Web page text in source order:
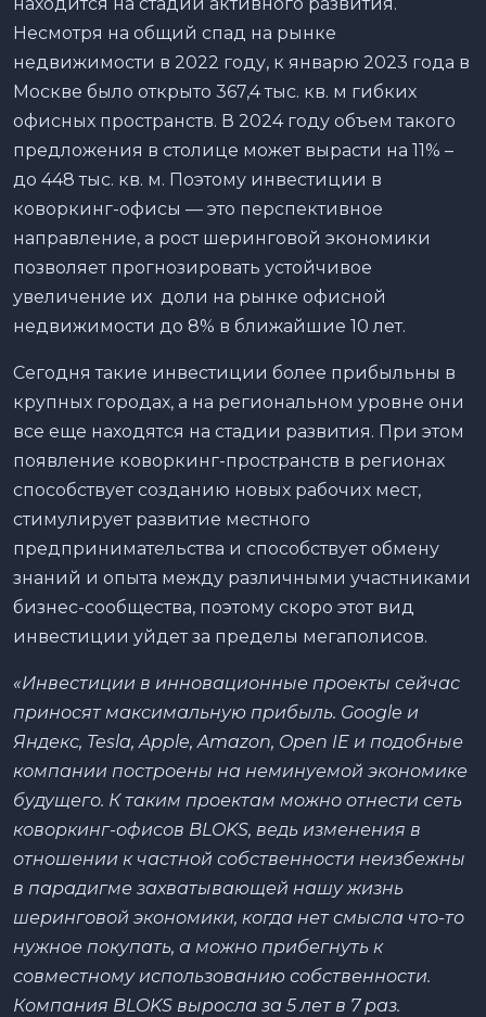
Несмотря на общий спад на рынке
недвижимости в 2022 году, к январю 2023 года в
Москве было открыто 367,4 тыс. кв. м гибких
офисных пространств. В 2024 году объем такого
предложения в столице может вырасти на 11% –
до 448 тыс. кв. м. Поэтому инвестиции в
коворкинг-офисы — это перспективное
направление, а рост шеринговой экономики
позволяет прогнозировать устойчивое
увеличение их доли на рынке офисной
недвижимости до 8% в ближайшие 10 лет.
Сегодня такие инвестиции более прибыльны в
крупных городах, а на региональном уровне они
все еще находятся на стадии развития. При этом
появление коворкинг-пространств в регионах
способствует созданию новых рабочих мест,
стимулирует развитие местного
предпринимательства и способствует обмену
знаний и опыта между различными участниками
бизнес-сообщества, поэтому скоро этот вид
инвестиции уйдет за пределы мегаполисов.
«Инвестиции в инновационные проекты сейчас
приносят максимальную прибыль. Google и
Яндекс, Tesla, Apple, Amazon, Open IE и подобные
компании построены на неминуемой экономике
будущего. К таким проектам можно отнести сеть
коворкинг-офисов BLOKS, ведь изменения в
отношении к частной собственности неизбежны
в парадигме захватывающей нашу жизнь
шеринговой экономики, когда нет смысла что-то
нужное покупать, а можно прибегнуть к
совместному использованию собственности.
Компания BLOKS выросла за 5 лет в 7 раз.